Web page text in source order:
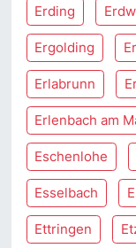
Erding
Ergolding
Erlabrunn
Erlenbach am
Eschenlohe
Esselbach
Ettringen